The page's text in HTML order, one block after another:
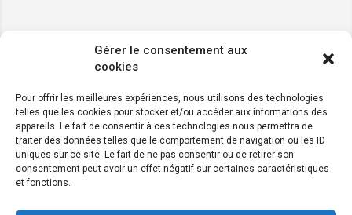
Gérer le consentement aux
cookies
Pour offrir les meilleures expériences, nous utilisons des technologies
telles que les cookies pour stocker et/ou accéder aux informations des
appareils. Le fait de consentir à ces technologies nous permettra de
traiter des données telles que le comportement de navigation ou les ID
uniques sur ce site. Le fait de ne pas consentir ou de retirer son
consentement peut avoir un effet négatif sur certaines caractéristiques
et fonctions.